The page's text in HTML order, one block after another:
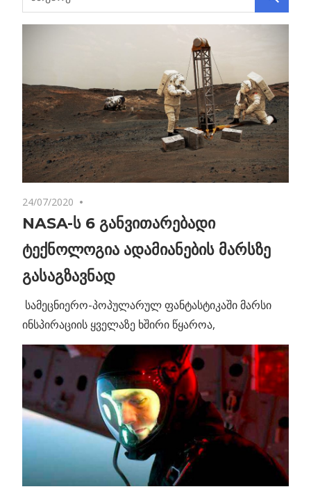
24/07/2020
NASA-ს 6 განვითარებადი
ტექნოლოგია ადამიანების მარსზე
გასაგზავნად
სამეცნიერო-პოპულარულ ფანტასტიკაში მარსი
ინსპირაციის ყველაზე ხშირი წყაროა,